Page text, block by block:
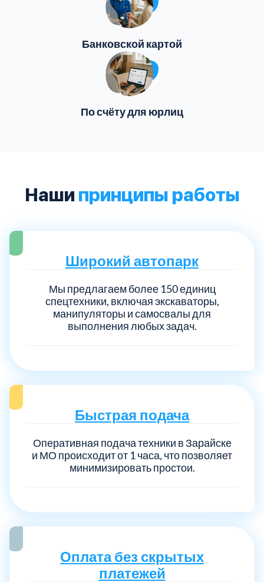
Банковской картой
По счёту для юрлиц
Наши принципы работы
Широкий автопарк
Мы предлагаем более 150 единиц
спецтехники, включая экскаваторы,
манипуляторы и самосвалы для
выполнения любых задач.
Быстрая подача
Оперативная подача техники в Зарайске
и МО происходит от 1 часа, что позволяет
минимизировать простои.
Оплата без скрытых
платежей